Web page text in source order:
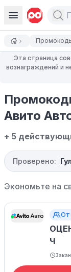
Эта страница
вознаграждений и
Авито
+ 5
Проверено:
Экономьте на
От
Ч